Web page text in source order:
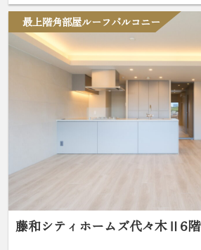
最上階角部屋ルーフバルコニー
藤和シティホームズ代々木Ⅱ6階